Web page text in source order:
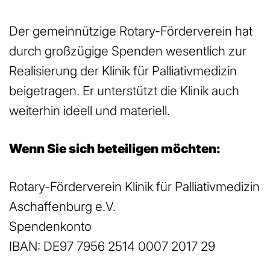
Der gemeinnützige Rotary-Förderverein hat
durch großzügige Spenden wesentlich zur
Realisierung der Klinik für Palliativmedizin
beigetragen. Er unterstützt die Klinik auch
weiterhin ideell und materiell.
Wenn Sie sich beteiligen möchten:
Rotary-Förderverein Klinik für Palliativmedizin
Aschaffenburg e.V.
Spendenkonto
IBAN: DE97 7956 2514 0007 2017 29